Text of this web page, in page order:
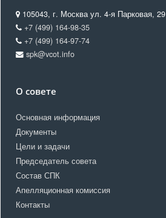
105043, г. Москва ул. 4-я Парковая, 29
+7 (499) 164-98-35
+7 (499) 164-97-74
spk@vcot.info
О совете
Основная информация
Документы
Цели и задачи
Председатель совета
Состав СПК
Апелляционная комиссия
Контакты